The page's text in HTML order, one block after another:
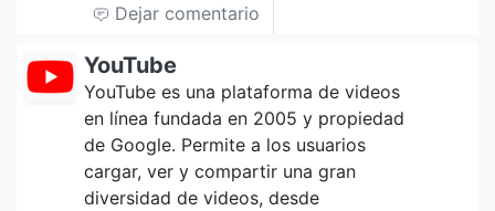
Dejar comentario
YouTube
YouTube es una plataforma de videos
en línea fundada en 2005 y propiedad
de Google. Permite a los usuarios
cargar, ver y compartir una gran
diversidad de videos, desde